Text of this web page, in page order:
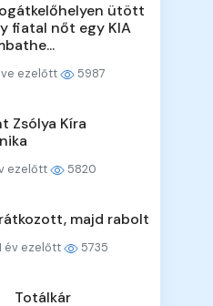
ütött
fiatal nőt egy KIA
ezelőtt 5987
Zsólya Kíra
ezelőtt 5820
majd rabolt
év ezelőtt 5735
Totálkár